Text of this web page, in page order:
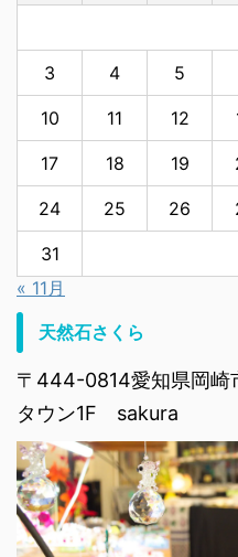
3 4 5
10 11 12
17 18 19
24 25 26
31
« 11月
天然石さくら
〒444-0814愛知県岡崎
タウン1F sakura